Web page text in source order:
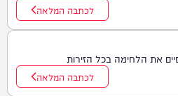
לכתבה המלאה
את הלחימה בכל הזירות
לכתבה המלאה